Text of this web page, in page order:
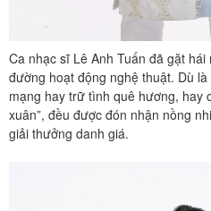
Ca nhạc sĩ Lê Anh Tuấn đã gặt
đường hoạt động nghệ thuật. Dù
mạng hay trữ tình quê hương, hay
xuân”, đều được đón nhận nồng
giải thưởng danh giá.